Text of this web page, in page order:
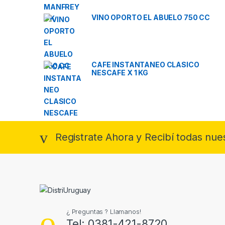
VINO OPORTO EL ABUELO 750 CC
CAFE INSTANTANEO CLASICO
NESCAFE X 1 KG
Registrate Ahora y Recibí todas
¿ Preguntas ? Llamanos!